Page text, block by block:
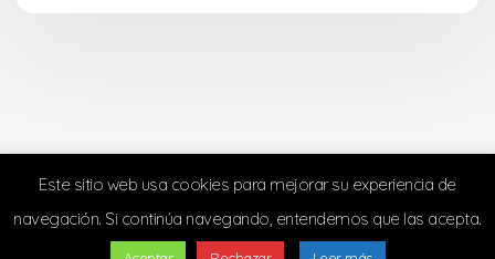
Este sitio web usa cookies para mejorar su experiencia de
navegación. Si continúa navegando, entendemos que las acepta.